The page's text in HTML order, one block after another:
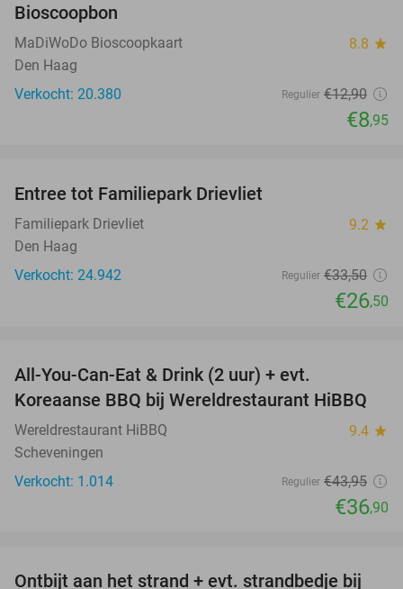
Bioscoopbon
MaDiWoDo Bioscoopkaart 8.8 star
Den Haag
Verkocht: 20.380
Regulier €12,90
€8,95
Entree tot Familiepark Drievliet
Familiepark Drievliet 9.2 star
Den Haag
Verkocht: 24.942
Regulier €33,50
€26,50
All-You-Can-Eat & Drink (2 uur) + evt.
Koreaanse BBQ bij Wereldrestaurant HiBBQ
Wereldrestaurant HiBBQ 9.4 star
Scheveningen
Verkocht: 1.014
Regulier €43,95
€36,90
Ontbijt aan het strand + evt. strandbedje bij